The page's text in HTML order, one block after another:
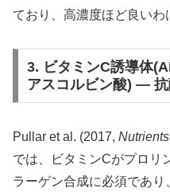
ており、高濃度ほど良いわ
3. ビタミンC誘導体
アスコルビン酸) —
Pullar et al. (2017, Nutrients
では、ビタミンCがプロリ
ラーゲン合成に必須であり